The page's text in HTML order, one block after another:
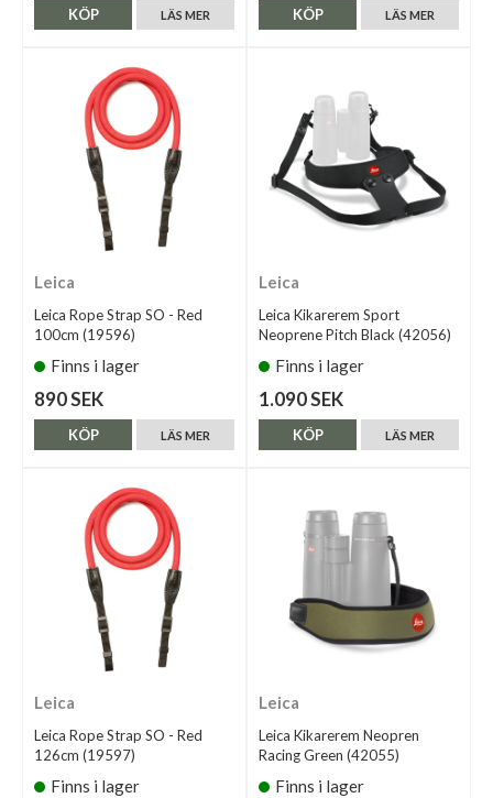
LÄS MER
KÖP LÄS MER
KÖP
Leica
Leica Rope Strap SO - Red
100cm (19596)
Finns i lager
890 SEK
LÄS MER
KÖP
Leica
Leica Kikarerem Sport
Neoprene Pitch Black (42056)
Finns i lager
1.090 SEK
LÄS MER
KÖP
Leica
Leica Rope Strap SO - Red
126cm (19597)
Finns i lager
Leica
Leica Kikarerem Neopren
Racing Green (42055)
Finns i lager